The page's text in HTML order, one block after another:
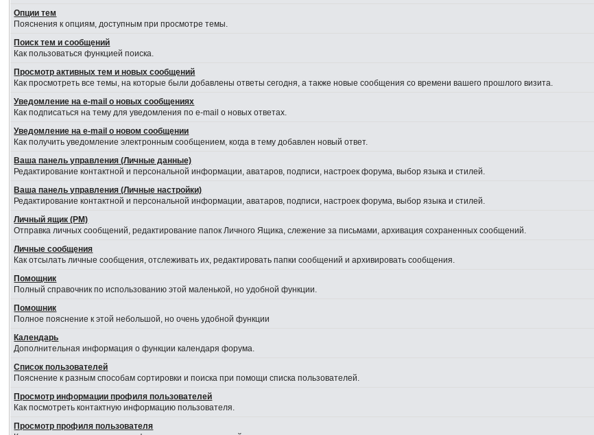
Опции тем
Пояснения к опциям, доступным при просмотре темы.
Поиск тем и сообщений
Как пользоваться функцией поиска.
Просмотр активных тем и новых сообщений
Как просмотреть все темы, на которые были добавлены ответы сегодня, а также новые сообщения со времени вашего прошлого визита.
Уведомление на e-mail о новых сообщениях
Как подписаться на тему для уведомления по e-mail о новых ответах.
Уведомление на е-mail о новом сообщении
Как получить уведомление электронным сообщением, когда в тему добавлен новый ответ.
Ваша панель управления (Личные данные)
Редактирование контактной и персональной информации, аватаров, подписи, настроек форума, выбор языка и стилей.
Ваша панель управления (Личные настройки)
Редактирование контактной и персональной информации, аватаров, подписи, настроек форума, выбор языка и стилей.
Личный ящик (PM)
Отправка личных сообщений, редактирование папок Личного Ящика, слежение за письмами, архивация сохраненных сообщений.
Личные сообщения
Как отсылать личные сообщения, отслеживать их, редактировать папки сообщений и архивировать сообщения.
Помощник
Полный справочник по использованию этой маленькой, но удобной функции.
Помошник
Полное пояснение к этой небольшой, но очень удобной функции
Календарь
Дополнительная информация о функции календаря форума.
Список пользователей
Пояснение к разным способам сортировки и поиска при помощи списка пользователей.
Просмотр информации профиля пользователей
Как посмотреть контактную информацию пользователя.
Просмотр профиля пользователя